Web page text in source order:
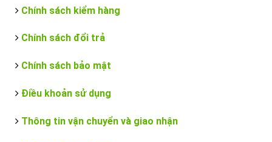
Chính sách kiểm hàng
Chính sách đổi trả
Chính sách bảo mật
Điều khoản sử dụng
Thông tin vận chuyển và giao nhận